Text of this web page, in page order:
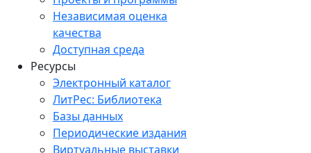
Независимая оценка
качества
Доступная среда
Ресурсы
Электронный каталог
ЛитРес: Библиотека
Базы данных
Периодические издания
Виртуальные выставки